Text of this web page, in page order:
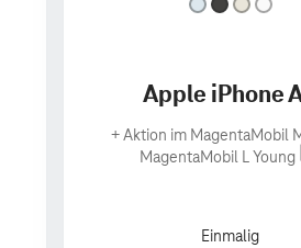
Apple iPhone
+Aktion im MagentaMobil
MagentaMobil L Young
Einmalig